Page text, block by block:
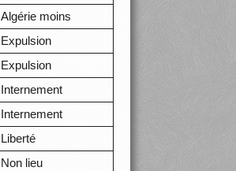
Algérie moins
Expulsion
Expulsion
Internement
Internement
Liberté
Non lieu